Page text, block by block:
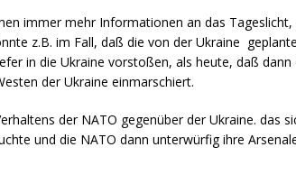
immer mehr Informationen an das Tageslicht,
z.B. im Fall, daß die von der Ukraine geplante
in die Ukraine vorstoßen, als heute, daß dann
der Ukraine einmarschiert.
der NATO gegenüber der Ukraine. das
und die NATO dann unterwürfig ihre